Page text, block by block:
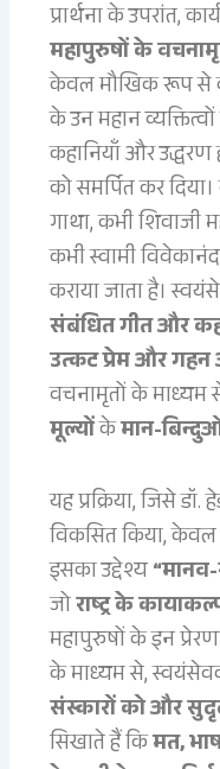
प्रार्थना के उपरांत,
महापुरुषों के
केवल मौखिक रूप से
के उन महान
कहानियाँ और उद्धरण
को समर्पित कर
गाथा, कभी शिवाजी
कभी स्वामी
कराया जाता है।
संबंधित गीत और
उत्कट प्रेम और
वचनामृतों के माध्यम
मूल्योंकेमान-
यह प्रक्रिया, जिसे
विकसित किया, केवल
इसका उद्देश्य
जोराष्ट्र के
महापुरुषों के इन
के माध्यम से,
संस्कारों को और
सिखाते हैं किमत,